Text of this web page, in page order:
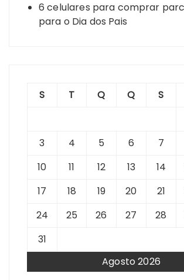
6 celulares para comprar
para o Dia dos Pais
Agosto 2026
S T Q Q S
3
4 5 6 7
10
11 12 13 14
17
18 19 20 21
24
25 26 27 28
31